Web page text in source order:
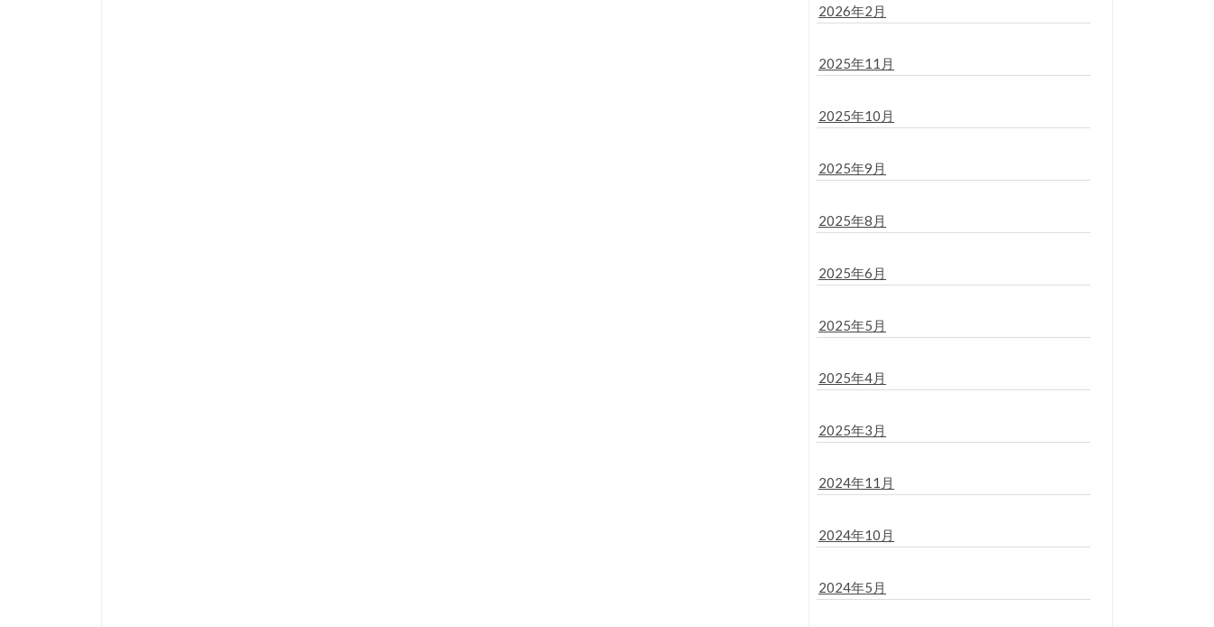
2026年2月
2025年11月
2025年10月
2025年9月
2025年8月
2025年6月
2025年5月
2025年4月
2025年3月
2024年11月
2024年10月
2024年5月